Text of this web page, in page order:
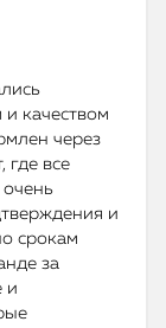
качеством
через
где все
и
срокам
за
и